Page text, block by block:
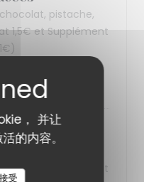
， 并让
的内容。
受
pistache,
1,5€ et Supplément
1,5€ et Supplément